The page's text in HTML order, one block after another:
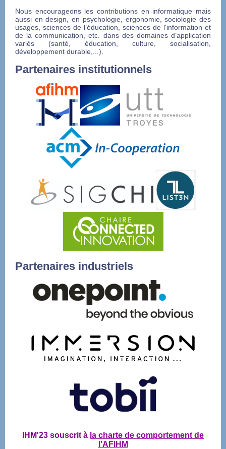
Nous encourageons les contributions en informatique mais
aussi en design, en psychologie, ergonomie, sociologie des
usages, sciences de l’éducation, sciences de l'information et
de la communication, etc. dans des domaines d’application
variés (santé, éducation, culture, socialisation,
développement durable,...).
Partenaires institutionnels
Partenaires industriels
IHM'23 souscrit à la charte de comportement de
l'AFIHM